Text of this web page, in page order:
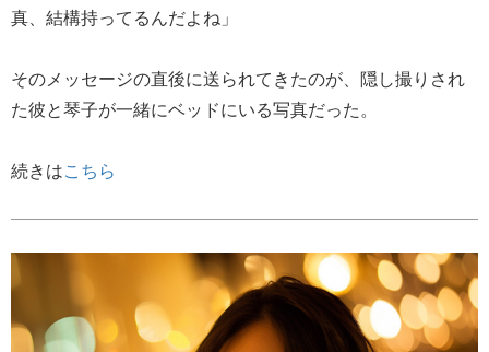
真、結構持ってるんだよね」
そのメッセージの直後に送られてきたのが、隠し撮りされ
た彼と琴子が一緒にベッドにいる写真だった。
続きはこちら